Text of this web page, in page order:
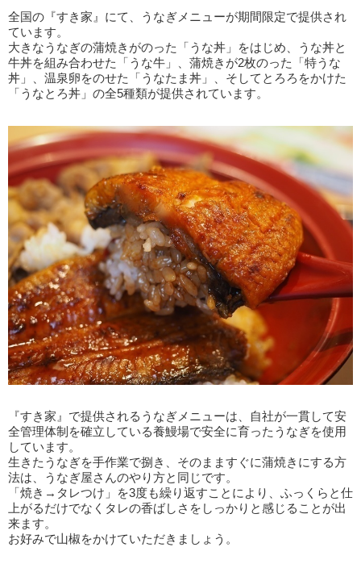
全国の『すき家』にて、うなぎメニューが期間限定で提供され
ています。
大きなうなぎの蒲焼きがのった「うな丼」をはじめ、うな丼と
牛丼を組み合わせた「うな牛」、蒲焼きが2枚のった「特うな
丼」、温泉卵をのせた「うなたま丼」、そしてとろろをかけた
「うなとろ丼」の全5種類が提供されています。
『すき家』で提供されるうなぎメニューは、自社が一貫して安
全管理体制を確立している養鰻場で安全に育ったうなぎを使用
しています。
生きたうなぎを手作業で捌き、そのまますぐに蒲焼きにする方
法は、うなぎ屋さんのやり方と同じです。
「焼き→タレつけ」を3度も繰り返すことにより、ふっくらと仕
上がるだけでなくタレの香ばしさをしっかりと感じることが出
来ます。
お好みで山椒をかけていただきましょう。